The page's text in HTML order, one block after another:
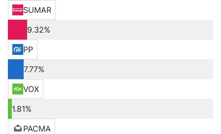
SUMAR
9.32%
PP
7.77%
VOX
1.81%
PACMA